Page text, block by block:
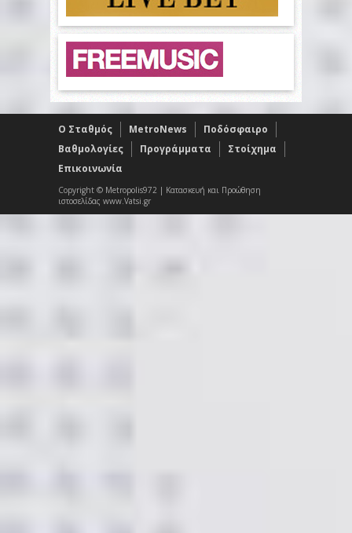
O Σταθμός MetroNews
Ποδόσφαιρο
Βαθμολογίες
Προγράμματα
Στοίχημα
Επικοινωνία
Copyright © Metropolis972 | Κατασκευή και Προώθηση
ιστοσελίδας www.Vatsi.gr